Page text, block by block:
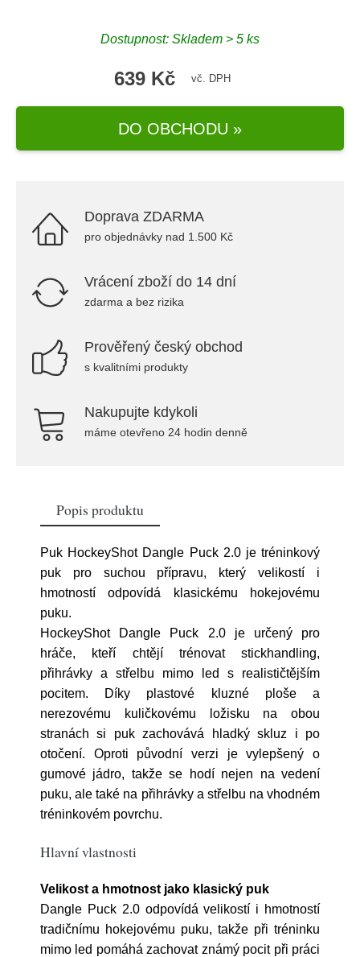
Dostupnost: Skladem > 5 ks
639 Kč vč. DPH
DO OBCHODU »
Doprava ZDARMA
pro objednávky nad 1.500 Kč
Vrácení zboží do 14 dní
zdarma a bez rizika
Prověřený český obchod
s kvalitními produkty
Nakupujte kdykoli
máme otevřeno 24 hodin denně
Popis produktu
Puk HockeyShot Dangle Puck 2.0 je tréninkový
puk pro suchou přípravu, který velikostí i
hmotností odpovídá klasickému hokejovému
puku.
HockeyShot Dangle Puck 2.0 je určený pro
hráče, kteří chtějí trénovat stickhandling,
přihrávky a střelbu mimo led s realističtějším
pocitem. Díky plastové kluzné ploše a
nerezovému kuličkovému ložisku na obou
stranách si puk zachovává hladký skluz i po
otočení. Oproti původní verzi je vylepšený o
gumové jádro, takže se hodí nejen na vedení
puku, ale také na přihrávky a střelbu na vhodném
tréninkovém povrchu.
Hlavní vlastnosti
Velikost a hmotnost jako klasický puk
Dangle Puck 2.0 odpovídá velikostí i hmotností
tradičnímu hokejovému puku, takže při tréninku
mimo led pomáhá zachovat známý pocit při práci